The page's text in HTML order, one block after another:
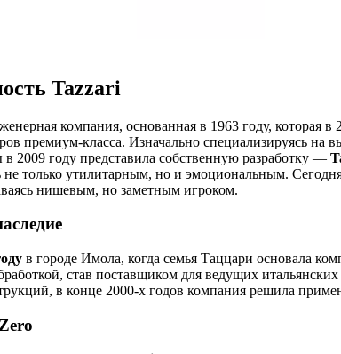
Tazzari
компания, основанная в 1963 году, которая
премиум-класса. Изначально специализируясь
2009 году представила собственную разработку —
только утилитарным, но и эмоциональным.
нишевым, но заметным игроком.
в городе Имола, когда семья Таццари основала
став поставщиком для ведущих
в конце 2000-х годов компания решила